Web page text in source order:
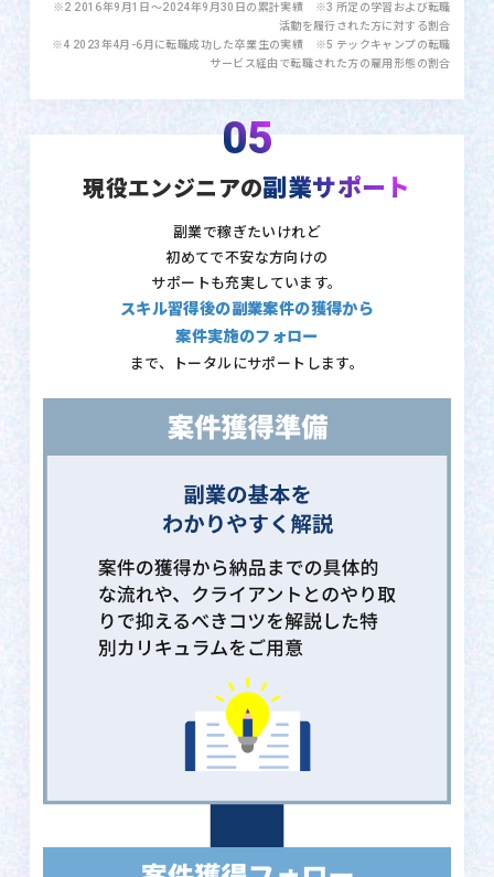
※2 2016年9月1日〜2024年9月30日の累計実績 ※3 所定の学習および転職
活動を履行された方に対する割合
※4 2023年4月-6月に転職成功した卒業生の実績 ※5 テックキャンプの転職
サービス経由で転職された方の雇用形態の割合
05
現役エンジニアの副業サポート
副業で稼ぎたいけれど
初めてで不安な方向けの
サポートも充実しています。
スキル習得後の副業案件の獲得から
案件実施のフォロー
まで、トータルにサポートします。